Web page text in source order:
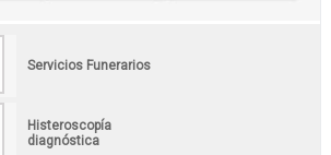
Servicios Funerarios
Histeroscopía
diagnóstica